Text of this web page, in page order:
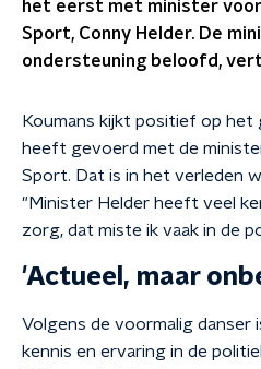
het eerst met minister
Sport, Conny Helder. De
ondersteuning beloofd,
Koumans kijkt positief op
heeft gevoerd met de
Sport. Dat is in het verleden
"Minister Helder heeft veel
zorg, dat miste ik vaak in de
'Actueel, maar
Volgens de voormalig danser
kennis en ervaring in de